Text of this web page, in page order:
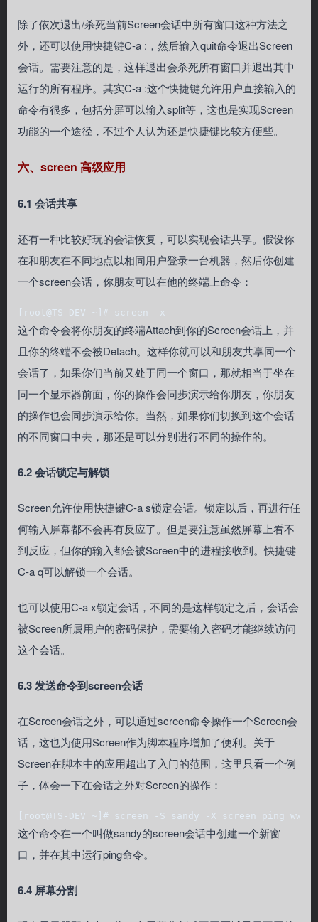
除了依次退出/杀死当前Screen会话中所有窗口这种方法之
外，还可以使用快捷键C-a :，然后输入quit命令退出Screen
会话。需要注意的是，这样退出会杀死所有窗口并退出其中
运行的所有程序。其实C-a :这个快捷键允许用户直接输入的
命令有很多，包括分屏可以输入split等，这也是实现Screen
功能的一个途径，不过个人认为还是快捷键比较方便些。
六、screen 高级应用
6.1 会话共享
还有一种比较好玩的会话恢复，可以实现会话共享。假设你
在和朋友在不同地点以相同用户登录一台机器，然后你创建
一个screen会话，你朋友可以在他的终端上命令：
[root@TS-DEV ~]# screen -x
这个命令会将你朋友的终端Attach到你的Screen会话上，并
且你的终端不会被Detach。这样你就可以和朋友共享同一个
会话了，如果你们当前又处于同一个窗口，那就相当于坐在
同一个显示器前面，你的操作会同步演示给你朋友，你朋友
的操作也会同步演示给你。当然，如果你们切换到这个会话
的不同窗口中去，那还是可以分别进行不同的操作的。
6.2 会话锁定与解锁
Screen允许使用快捷键C-a s锁定会话。锁定以后，再进行任
何输入屏幕都不会再有反应了。但是要注意虽然屏幕上看不
到反应，但你的输入都会被Screen中的进程接收到。快捷键
C-a q可以解锁一个会话。
也可以使用C-a x锁定会话，不同的是这样锁定之后，会话会
被Screen所属用户的密码保护，需要输入密码才能继续访问
这个会话。
6.3 发送命令到screen会话
在Screen会话之外，可以通过screen命令操作一个Screen会
话，这也为使用Screen作为脚本程序增加了便利。关于
Screen在脚本中的应用超出了入门的范围，这里只看一个例
子，体会一下在会话之外对Screen的操作：
[root@TS-DEV ~]# screen -S sandy -X screen ping
这个命令在一个叫做sandy的screen会话中创建一个新窗
口，并在其中运行ping命令。
6.4 屏幕分割